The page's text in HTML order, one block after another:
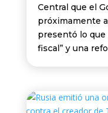
Central que el
próximamente
presentó lo
fiscal” y una